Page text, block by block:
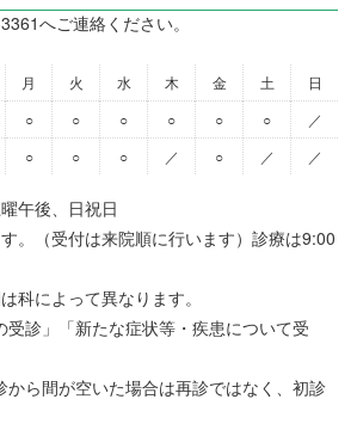
へご連絡ください。
月 火 水 木 金 土
日
○ ○ ○ ○ ○ ○
／
○ ○ ○ ／ ○ ／ ／
午後、日祝日
。（受付は来院順に行います）診療は9:00
科によって異なります。
受診」「新たな症状等・疾患について受
から間が空いた場合は再診ではなく、初診